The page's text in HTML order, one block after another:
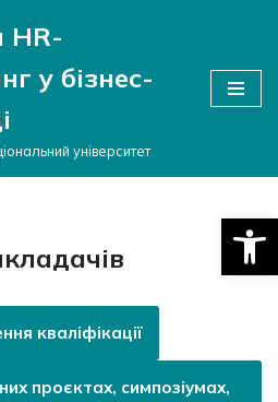
HR-
у бізнес-
університет
кваліфікації
проєктах, симпозіумах,